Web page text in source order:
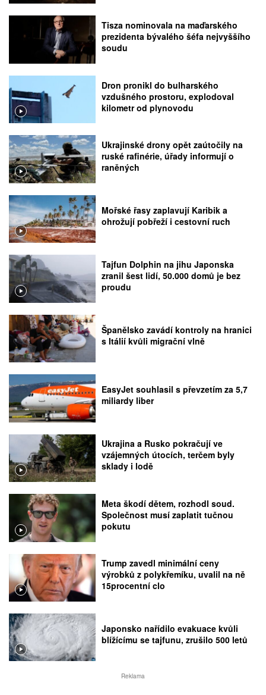
Tisza nominovala na maďarského
prezidenta bývalého šéfa nejvyššího
soudu
Dron pronikl do bulharského
vzdušného prostoru, explodoval
kilometr od plynovodu
Ukrajinské drony opět zaútočily na
ruské rafinérie, úřady informují o
raněných
Mořské řasy zaplavují Karibik a
ohrožují pobřeží i cestovní ruch
Tajfun Dolphin na jihu Japonska
zranil šest lidí, 50.000 domů je bez
proudu
Španělsko zavádí kontroly na hranici
s Itálií kvůli migrační vlně
EasyJet souhlasil s převzetím za 5,7
miliardy liber
Ukrajina a Rusko pokračují ve
vzájemných útocích, terčem byly
sklady i lodě
Meta škodí dětem, rozhodl soud.
Společnost musí zaplatit tučnou
pokutu
Trump zavedl minimální ceny
výrobků z polykřemíku, uvalil na ně
15procentní clo
Japonsko nařídilo evakuace kvůli
blížícímu se tajfunu, zrušilo 500 letů
Reklama